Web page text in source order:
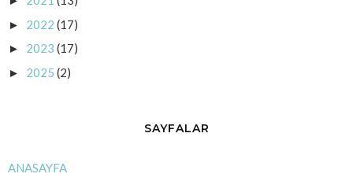
► 2022 (17)
► 2023 (17)
► 2025 (2)
SAYFALAR
ANASAYFA